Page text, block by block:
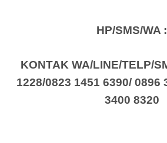
HP/SMS/WA :
KONTAK WA/LINE/TELP/
1228/0823 1451 6390/ 0896
3400 8320